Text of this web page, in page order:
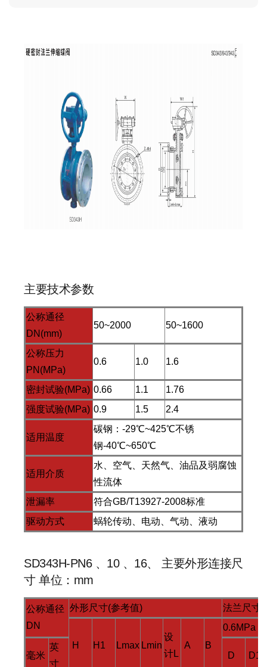
主要技术参数
公称通径
DN(mm)
50~2000 50~1600
公称压力
PN(MPa)
0.6 1.0 1.6
密封试验(MPa) 0.66 1.1
1.76
强度试验(MPa) 0.9 1.5 2.4
适用温度
碳钢：-29℃~425℃不锈
钢-40℃~650℃
适用介质
水、空气、天然气、油品及弱腐蚀
性流体
泄漏率
符合GB/T13927-2008标准
驱动方式
蜗轮传动、电动、气动、液动
SD343H-PN6 、10 、16、 主要外形连接尺
寸 单位：mm
公称通径
DN
外形尺寸(参考值) 法兰尺寸
H H1 Lmax Lmin
设
计L
A B
0.6MPa
毫米
英
寸
D D1